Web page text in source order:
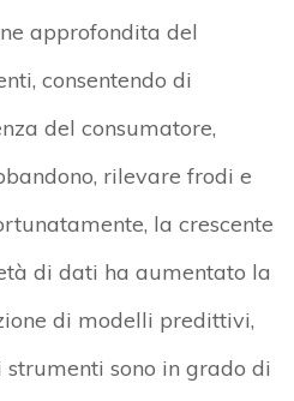
approfondita del
consentendo di
del consumatore,
rilevare frodi e
la crescente
di dati ha aumentato la
di modelli predittivi,
sono in grado di